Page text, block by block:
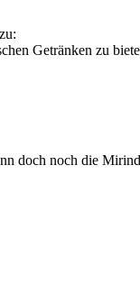
Getränken zu
doch noch die